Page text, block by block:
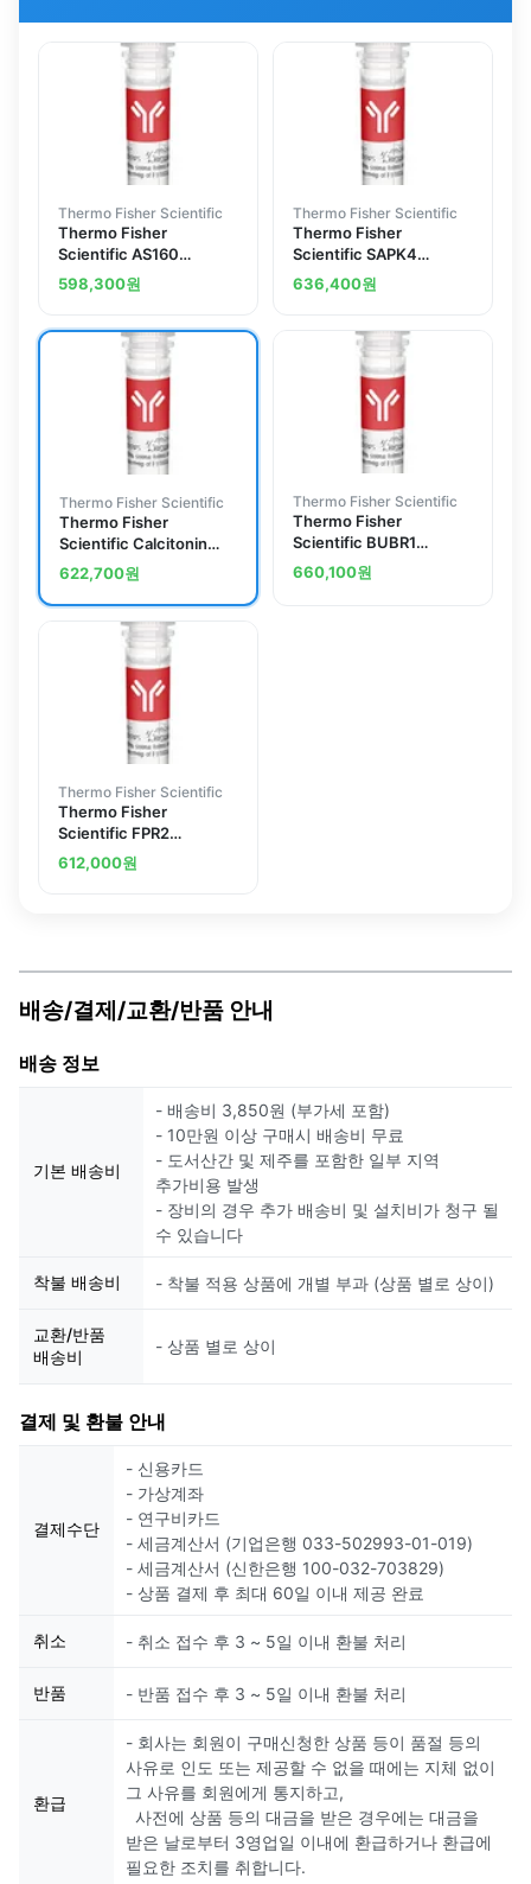
Thermo Fisher Scientific
Thermo Fisher
Scientific AS160
Polyclonal Antibody
598,300원
Thermo Fisher Scientific
Thermo Fisher
Scientific SAPK4
Polyclonal Antibody
636,400원
Thermo Fisher Scientific
Thermo Fisher
Scientific Calcitonin
Receptor Polyclonal
Antibody
622,700원
Thermo Fisher Scientific
Thermo Fisher
Scientific BUBR1
Polyclonal Antibody
660,100원
Thermo Fisher Scientific
Thermo Fisher
Scientific FPR2
Polyclonal Antibody
612,000원
배송/결제/교환/반품 안내
배송 정보
기본 배송비
- 배송비 3,850원 (부가세 포함)
- 10만원 이상 구매시 배송비 무료
- 도서산간 및 제주를 포함한 일부 지역
추가비용 발생
- 장비의 경우 추가 배송비 및 설치비가 청구 될
수 있습니다
착불 배송비 - 착불 적용 상품에 개별 부과 (상품 별로 상이)
교환/반품
배송비
- 상품 별로 상이
결제 및 환불 안내
결제수단
- 신용카드
- 가상계좌
- 연구비카드
- 세금계산서 (기업은행 033-502993-01-019)
- 세금계산서 (신한은행 100-032-703829)
- 상품 결제 후 최대 60일 이내 제공 완료
취소 - 취소 접수 후 3 ~ 5일 이내 환불 처리
반품 - 반품 접수 후 3 ~ 5일 이내 환불 처리
환급
- 회사는 회원이 구매신청한 상품 등이 품절 등의
사유로 인도 또는 제공할 수 없을 때에는 지체 없이
그 사유를 회원에게 통지하고,
사전에 상품 등의 대금을 받은 경우에는 대금을
받은 날로부터 3영업일 이내에 환급하거나 환급에
필요한 조치를 취합니다.